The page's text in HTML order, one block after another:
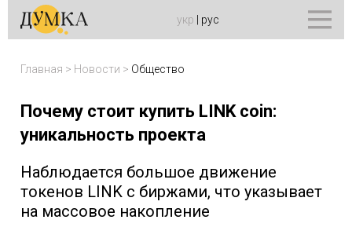
укр рус
Главная > Новости > Общество
Почему стоит купить LINK coin:
уникальность проекта
Наблюдается большое движение
токенов LINK с биржами, что указывает
на массовое накопление